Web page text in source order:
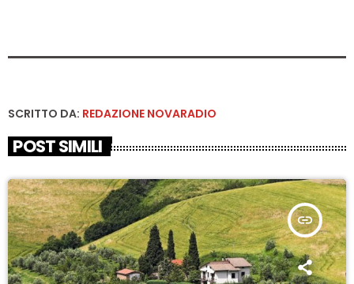
SCRITTO DA: REDAZIONE NOVARADIO
POST SIMILI
insert_link